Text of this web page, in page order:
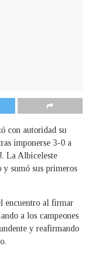
con autoridad su
imponerse 3-0 a
La Albiceleste
sumó sus primeros
encuentro al firmar
a los campeones
y reafirmando